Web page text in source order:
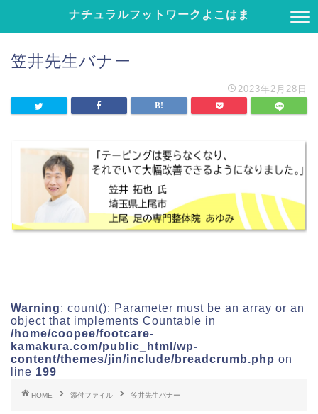
ナチュラルフットワークよこはま
笠井先生バナー
2023年2月28日
Warning: count(): Parameter must be an array or an
object that implements Countable in
/home/coopee/footcare-
kamakura.com/public_html/wp-
content/themes/jin/include/breadcrumb.php on
line 199
HOME 添付ファイル 笠井先生バナー